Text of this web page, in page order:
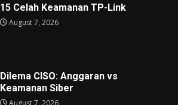
15 Celah Keamanan TP-Link
August 7, 2026
Dilema CISO: Anggaran vs
Keamanan Siber
August 7, 2026